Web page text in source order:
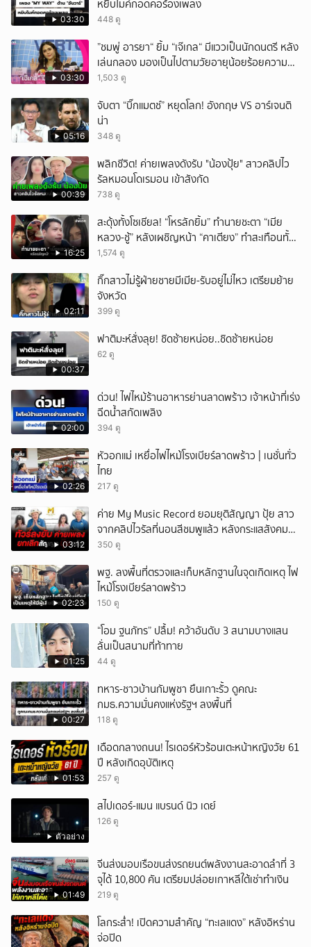
03:30
หยิบไมค์กอดคอร้องเพลง
448 ดู
03:30
”ชมพู่ อารยา“ ยิ้ม “เจ๊เกล“ มีแววเป็นนักดนตรี หลัง
เล่นกลอง มองเป็นไปตามวัยอายุน้อยร้อยความ
สามารถ
1,503 ดู
05:16
จับตา “บิ๊กแมตช์” หยุดโลก! อังกฤษ VS อาร์เจนติ
น่า
348 ดู
00:39
พลิกชีวิต! ค่ายเพลงดังรับ "น้องปุ้ย" สาวคลิปไว
รัลหมอนโดเรมอน เข้าสังกัด
738 ดู
16:25
สะดุ้งทั้งโซเชียล! “โหรลักยิ้ม” ทำนายชะตา “เมีย
หลวง-ชู้” หลังเผชิญหน้า “คาเตียง” ทำสะเทือนทั้ง
ประเทศ
1,574 ดู
02:11
กิ๊กสาวไม่รู้ฝ่ายชายมีเมีย-รับอยู่ไม่ไหว เตรียมย้าย
จังหวัด
399 ดู
00:37
ฟาติมะห์สั่งลุย! ชิดซ้ายหน่อย..ชิดซ้ายหน่อย
62 ดู
02:00
ด่วน! ไฟไหม้ร้านอาหารย่านลาดพร้าว เจ้าหน้าที่เร่ง
ฉีดน้ำสกัดเพลิง
394 ดู
02:26
หัวอกแม่ เหยื่อไฟไหม้โรงเบียร์ลาดพร้าว | เนชั่นทั่ว
ไทย
217 ดู
03:12
ค่าย My Music Record ยอมยุติสัญญา ปุ้ย สาว
จากคลิปไวรัลที่นอนสีชมพูแล้ว หลังกระแสสังคม
และคนในวงการวิจารณ์เรื่องความเหมาะสม
350 ดู
02:23
พฐ. ลงพื้นที่ตรวจและเก็บหลักฐานในจุดเกิดเหตุ ไฟ
ไหม้โรงเบียร์ลาดพร้าว
150 ดู
01:25
“โอม ฐนภัทร” ปลื้ม! คว้าอันดับ 3 สนามบางแสน
ลั่นเป็นสนามที่ท้าทาย
44 ดู
00:27
ทหาร-ชาวบ้านกัมพูชา ยืนเกาะรั้ว ดูคณะ
กมธ.ความมั่นคงแห่งรัฐฯ ลงพื้นที่
118 ดู
01:53
เดือดกลางถนน! ไรเดอร์หัวร้อนเตะหน้าหญิงวัย 61
ปี หลังเกิดอุบัติเหตุ
257 ดู
ตัวอย่าง
สไปเดอร์-แมน แบรนด์ นิว เดย์
126 ดู
01:49
จีนส่งมอบเรือขนส่งรถยนต์พลังงานสะอาดลำที่ 3
จุได้ 10,800 คัน เตรียมปล่อยเกาหลีใต้เช่าทำเงิน
219 ดู
โลกระส่ำ! เปิดความสำคัญ “ทะเลแดง” หลังอิหร่าน
จ่อปิด
ยกเลิก